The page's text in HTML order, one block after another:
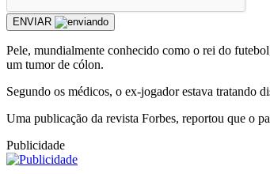
ENVIAR
Pele, mundialmente conhecido como o rei do
um tumor de cólon.
Segundo os médicos, o ex-jogador estava tratando
Uma publicação da revista Forbes, reportou que o
Publicidade